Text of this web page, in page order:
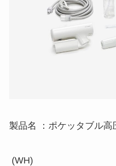
製品名 ：ポケッタブル
(WH)